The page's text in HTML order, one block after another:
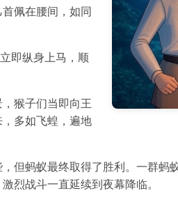
佩在腰间，如同
即纵身上马，顺
猴子们当即向王
多如飞蝗，遍地
但蚂蚁最终取得了胜利。一群蚂
烈战斗一直延续到夜幕降临。